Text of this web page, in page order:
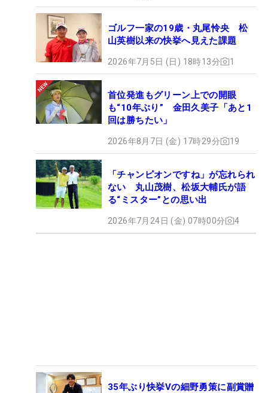
ゴルフ一家の19歳・丸尾怜央 松
山英樹以来の快挙へ見えた課題
2026年7月5日 (日) 18時13分 1
首位発進もグリーン上での開眼
も“10年ぶり” 金田久美子「あと1
回は勝ちたい」
2026年8月7日 (金) 17時29分 19
「チャンピオンですね」が忘れられ
ない 丸山茂樹、松坂大輔氏が語
る“ミスター”との思い出
2026年7月24日 (金) 07時00分 4
35年ぶり快挙Vの細野勇策に副賞贈